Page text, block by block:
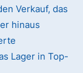
Verkauf, das
hinaus
Lager in Top-